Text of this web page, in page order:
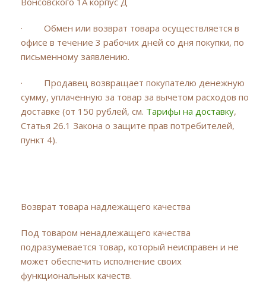
· Обмен или возврат товара осуществляется в
офисе в течение 3 рабочих дней со дня покупки, по
письменному заявлению.
· Продавец возвращает покупателю денежную
сумму, уплаченную за товар за вычетом расходов по
доставке (от 150 рублей, см. Тарифы на доставку,
Статья 26.1 Закона о защите прав потребителей,
пункт 4).
Возврат товара надлежащего качества
Под товаром ненадлежащего качества
подразумевается товар, который неисправен и не
может обеспечить исполнение своих
функциональных качеств.